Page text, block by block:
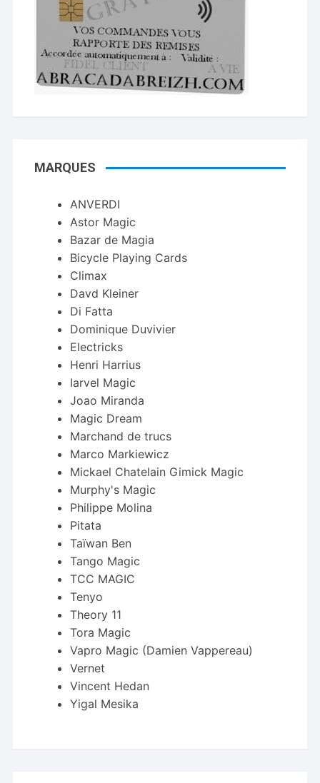
MARQUES
ANVERDI
Astor Magic
Bazar de Magia
Bicycle Playing Cards
Climax
Davd Kleiner
Di Fatta
Dominique Duvivier
Electricks
Henri Harrius
Iarvel Magic
Joao Miranda
Magic Dream
Marchand de trucs
Marco Markiewicz
Mickael Chatelain Gimick Magic
Murphy's Magic
Philippe Molina
Pitata
Taïwan Ben
Tango Magic
TCC MAGIC
Tenyo
Theory 11
Tora Magic
Vapro Magic (Damien Vappereau)
Vernet
Vincent Hedan
Yigal Mesika